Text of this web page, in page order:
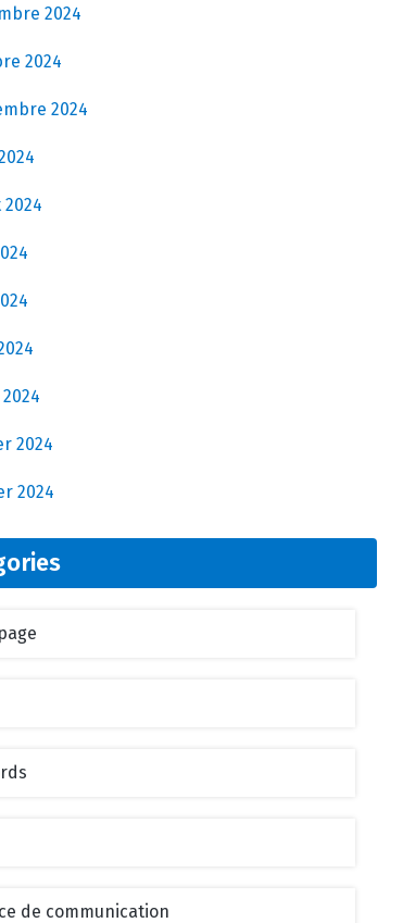
2024
2024
2024
2024
2024
de communication